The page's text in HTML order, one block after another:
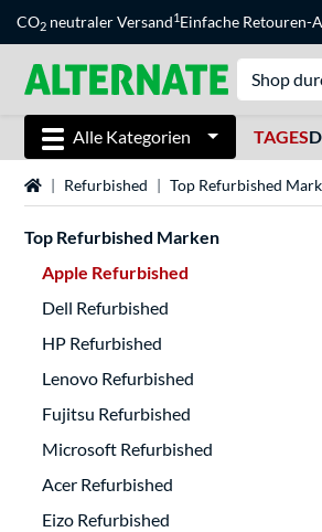
CO2 neutraler Versand1Einfache Retouren-
Alle Kategorien TAGES
StartseiteRefurbished Top Refurbished
Top Refurbished Marken
Apple Refurbished
Dell Refurbished
HP Refurbished
Lenovo Refurbished
Fujitsu Refurbished
Microsoft Refurbished
Acer Refurbished
Eizo Refurbished